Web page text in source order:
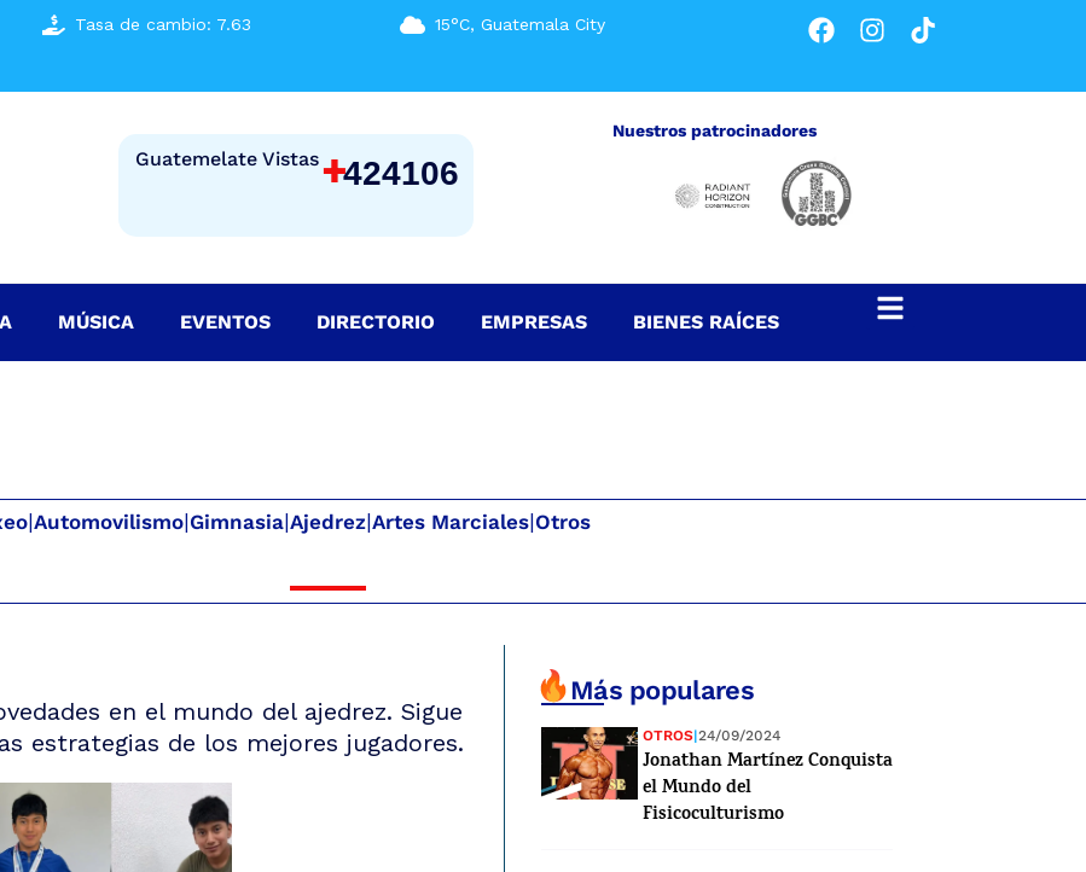
Tasa de cambio: 7.63 15°C, Guatemala City
Guatemelate Vistas +424106
Nuestros patrocinadores
MÚSICA EVENTOS DIRECTORIO EMPRESAS BIENES RAÍCES
Automovilismo Gimnasia Ajedrez Artes Marciales Otros
en el mundo del ajedrez. Sigue
estrategias de los mejores jugadores.
Más populares
OTROS|24/09/2024
Jonathan Martínez Conquista
el Mundo del
Fisicoculturismo